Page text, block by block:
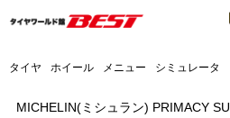
タイヤ ホイール メニュー シミュレータ
MICHELIN(ミシュラン) PRIMACY